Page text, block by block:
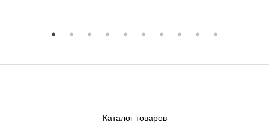
Каталог товаров